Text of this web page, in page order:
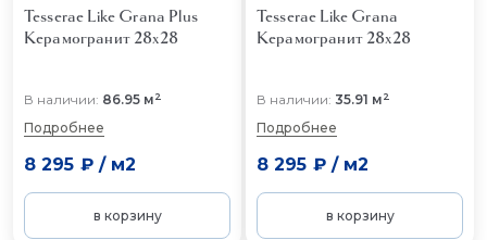
Tesserae Like Grana Plus
Керамогранит 28x28
В наличии: 86.95 м2
Подробнее
8 295 ₽/ м2
в корзину
Tesserae Like Grana
Керамогранит 28x28
В наличии: 35.91 м2
Подробнее
8 295 ₽/ м2
в корзину